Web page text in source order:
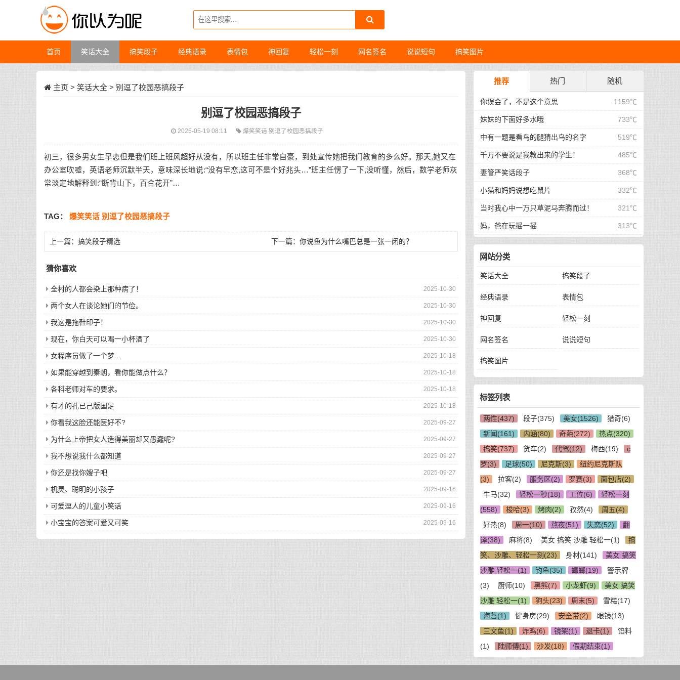
首页 笑话大全 搞笑段子 经典语录 表情包 神回复 轻松一刻 网名签名 说说短句 搞笑图片
主页 > 笑话大全 > 别逗了校园恶搞段子
别逗了校园恶搞段子
2025-05-19 08:11 爆笑笑话别逗了校园恶搞段子
初三，很多男女生早恋但是我们班上班风超好从没有，所以班主任非常自豪，到处宣传她把我们教育的多么好。那天,她又在
办公室吹嘘，英语老师沉默半天，意味深长地说:“没有早恋,这可不是个好兆头…”班主任愣了一下,没听懂，然后，数学老师灰
常淡定地解释到:“断背山下，百合花开”…
TAG： 爆笑笑话 别逗了校园恶搞段子
上一篇： 搞笑段子精选 下一篇：你说鱼为什么嘴巴总是一张一闭的？
猜你喜欢
2025-10-30
全村的人都会染上那种病了！
2025-10-30
两个女人在谈论她们的节俭。
2025-10-30
我这是拖鞋印子！
2025-10-30
现在，你白天可以喝一小杯酒了
2025-10-18
女程序员做了一个梦...
2025-10-18
如果能穿越到秦朝，看你能做点什么？
2025-10-18
各科老师对车的要求。
2025-10-18
有才的孔已己版国足
2025-09-27
你看我这脸还能医好不?
2025-09-27
为什么上帝把女人造得美丽却又愚蠢呢?
2025-09-27
我不想说我什么都知道
2025-09-27
你还是找你嫂子吧
2025-09-16
机灵、聪明的小孩子
2025-09-16
可爱逗人的儿童小笑话
2025-09-16
小宝宝的答案可爱又可笑
推荐 热门 随机
1159℃
你误会了，不是这个意思
733℃
妹妹的下面好多水哦
519℃
中有一题是看鸟的腿猜出鸟的名字
485℃
千万不要说是我教出来的学生！
368℃
妻管严笑话段子
332℃
小猫和妈妈说想吃鼠片
321℃
当时我心中一万只草泥马奔腾而过！
313℃
妈，爸在玩摇一摇
网站分类
笑话大全 搞笑段子
经典语录 表情包
神回复 轻松一刻
网名签名 说说短句
搞笑图片
标签列表
两性(437) 段子(375) 美女(1526)
猎奇(6)
新闻(161)
内涵(80) 奇葩(272)
热点(320)
搞笑(737)
货车(2) 代驾(12) 梅西(19)
c
罗(3)
足球(50) 尼克斯(3)
纽约尼克斯队
(3)
拉客(2) 服务区(2) 罗赛(3)
面包店(2)
牛马(32)
轻松一秒(18) 工位(6)
轻松一刻
(558)
梭哈(3) 烤肉(2) 孜然(4)
周五(4)
好热(8)
周一(10) 熬夜(51) 失恋(52)
翻
译(38)
麻将(8) 美女 搞笑 沙雕 轻松一(1)
搞
笑、沙雕、轻松一刻(23)
身材(141)
美女 搞笑
沙雕 轻松一(1)
钓鱼(35) 蟑螂(19)
警示牌
(3)
厨师(10) 黑熊(7) 小龙虾(9)
美女 搞笑
沙雕 轻松一(1)
狗头(23) 周末(5)
雪糕(17)
海苔(1)
健身房(29) 安全带(2)
眼镜(13)
三文鱼(1)
炸鸡(6) 镜架(1) 退卡(1)
馅料
(1)
陆师傅(1) 沙发(18) 假期结束(1)